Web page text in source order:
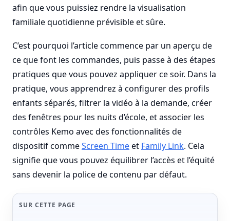
afin que vous puissiez rendre la visualisation
familiale quotidienne prévisible et sûre.
C’est pourquoi l’article commence par un aperçu de
ce que font les commandes, puis passe à des étapes
pratiques que vous pouvez appliquer ce soir. Dans la
pratique, vous apprendrez à configurer des profils
enfants séparés, filtrer la vidéo à la demande, créer
des fenêtres pour les nuits d’école, et associer les
contrôles Kemo avec des fonctionnalités de
dispositif commeScreen Timeet Family Link. Cela
signifie que vous pouvez équilibrer l’accès et l’équité
sans devenir la police de contenu par défaut.
SUR CETTE PAGE